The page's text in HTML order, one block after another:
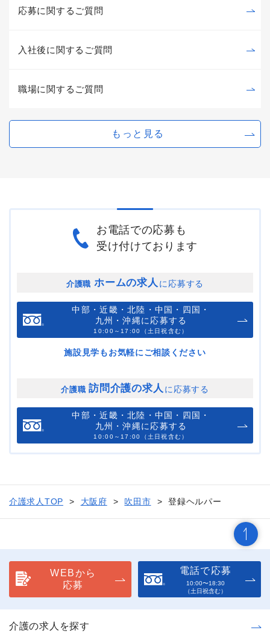
応募に関するご質問
入社後に関するご質問
職場に関するご質問
もっと見る
お電話での応募も
受け付けております
介護職 ホームの求人 に応募する
中部・近畿・北陸・中国・四国・
九州・沖縄に応募する
10:00～17:00（土日祝含む）
施設見学もお気軽にご相談ください
介護職 訪問介護の求人 に応募する
中部・近畿・北陸・中国・四国・
九州・沖縄に応募する
10:00～17:00（土日祝含む）
介護求人TOP 大阪府 吹田市 登録ヘルパー
WEBから
応募
電話で応募
10:00〜18:30
（土日祝含む）
介護の求人を探す